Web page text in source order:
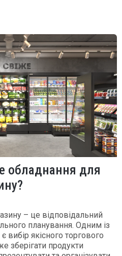
обладнання для
– це відповідальний
планування. Одним із
вибір якісного торгового
зберігати продукти